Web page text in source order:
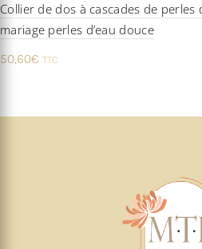
Collier de dos à cascades de
mariage perles d’eau douce
50,60€ TTC